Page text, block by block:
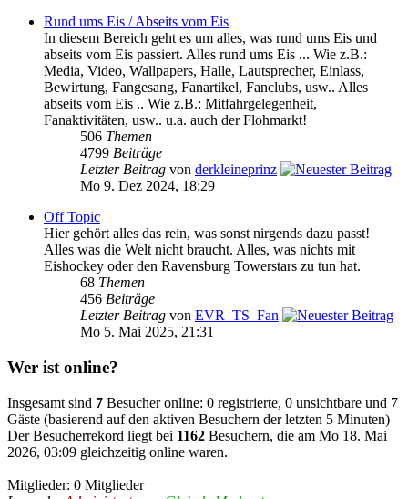
Rund ums Eis / Abseits vom Eis
In diesem Bereich geht es um alles, was rund ums Eis und
abseits vom Eis passiert. Alles rund ums Eis ... Wie z.B.:
Media, Video, Wallpapers, Halle, Lautsprecher, Einlass,
Bewirtung, Fangesang, Fanartikel, Fanclubs, usw.. Alles
abseits vom Eis .. Wie z.B.: Mitfahrgelegenheit,
Fanaktivitäten, usw.. u.a. auch der Flohmarkt!
506 Themen
4799 Beiträge
Letzter Beitrag von derkleineprinz
Mo 9. Dez 2024, 18:29
Off Topic
Hier gehört alles das rein, was sonst nirgends dazu passt!
Alles was die Welt nicht braucht. Alles, was nichts mit
Eishockey oder den Ravensburg Towerstars zu tun hat.
68 Themen
456 Beiträge
Letzter Beitrag von EVR_TS_Fan
Mo 5. Mai 2025, 21:31
Wer ist online?
Insgesamt sind 7 Besucher online: 0 registrierte, 0 unsichtbare und 7
Gäste (basierend auf den aktiven Besuchern der letzten 5 Minuten)
Der Besucherrekord liegt bei 1162 Besuchern, die am Mo 18. Mai
2026, 03:09 gleichzeitig online waren.
Mitglieder: 0 Mitglieder